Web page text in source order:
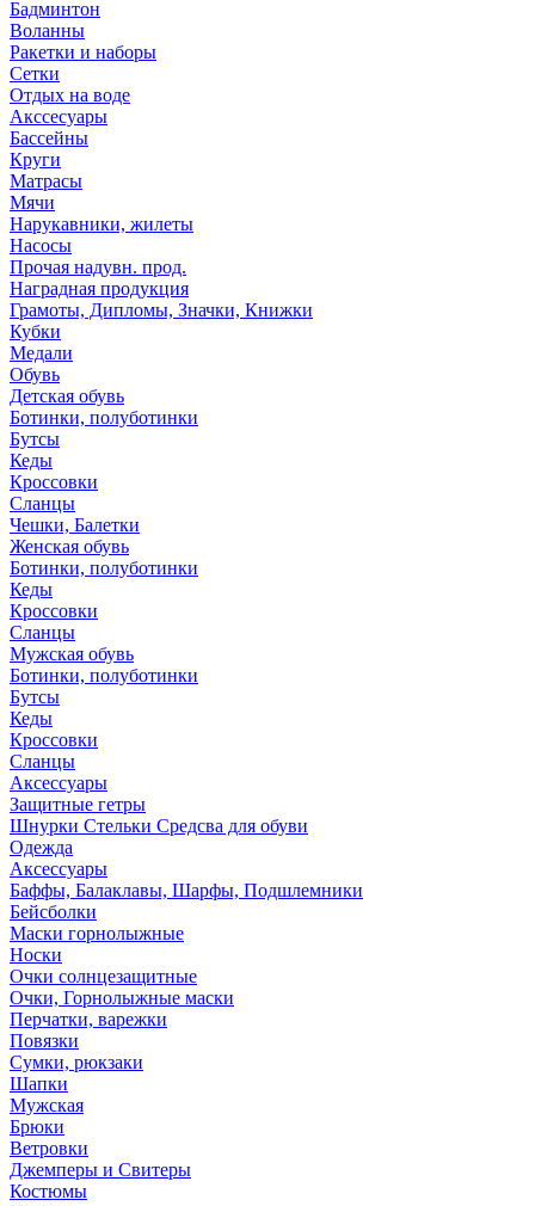
Бадминтон
Воланны
Ракетки и наборы
Сетки
Отдых на воде
Акссесуары
Бассейны
Круги
Матрасы
Мячи
Нарукавники, жилеты
Насосы
Прочая надувн. прод.
Наградная продукция
Грамоты, Дипломы, Значки, Книжки
Кубки
Медали
Обувь
Детская обувь
Ботинки, полуботинки
Бутсы
Кеды
Кроссовки
Сланцы
Чешки, Балетки
Женская обувь
Ботинки, полуботинки
Кеды
Кроссовки
Сланцы
Мужская обувь
Ботинки, полуботинки
Бутсы
Кеды
Кроссовки
Сланцы
Аксессуары
Защитные гетры
Шнурки Стельки Средсва для обуви
Одежда
Аксессуары
Баффы, Балаклавы, Шарфы, Подшлемники
Бейсболки
Маски горнолыжные
Носки
Очки солнцезащитные
Очки, Горнолыжные маски
Перчатки, варежки
Повязки
Сумки, рюкзаки
Шапки
Мужская
Брюки
Ветровки
Джемперы и Свитеры
Костюмы